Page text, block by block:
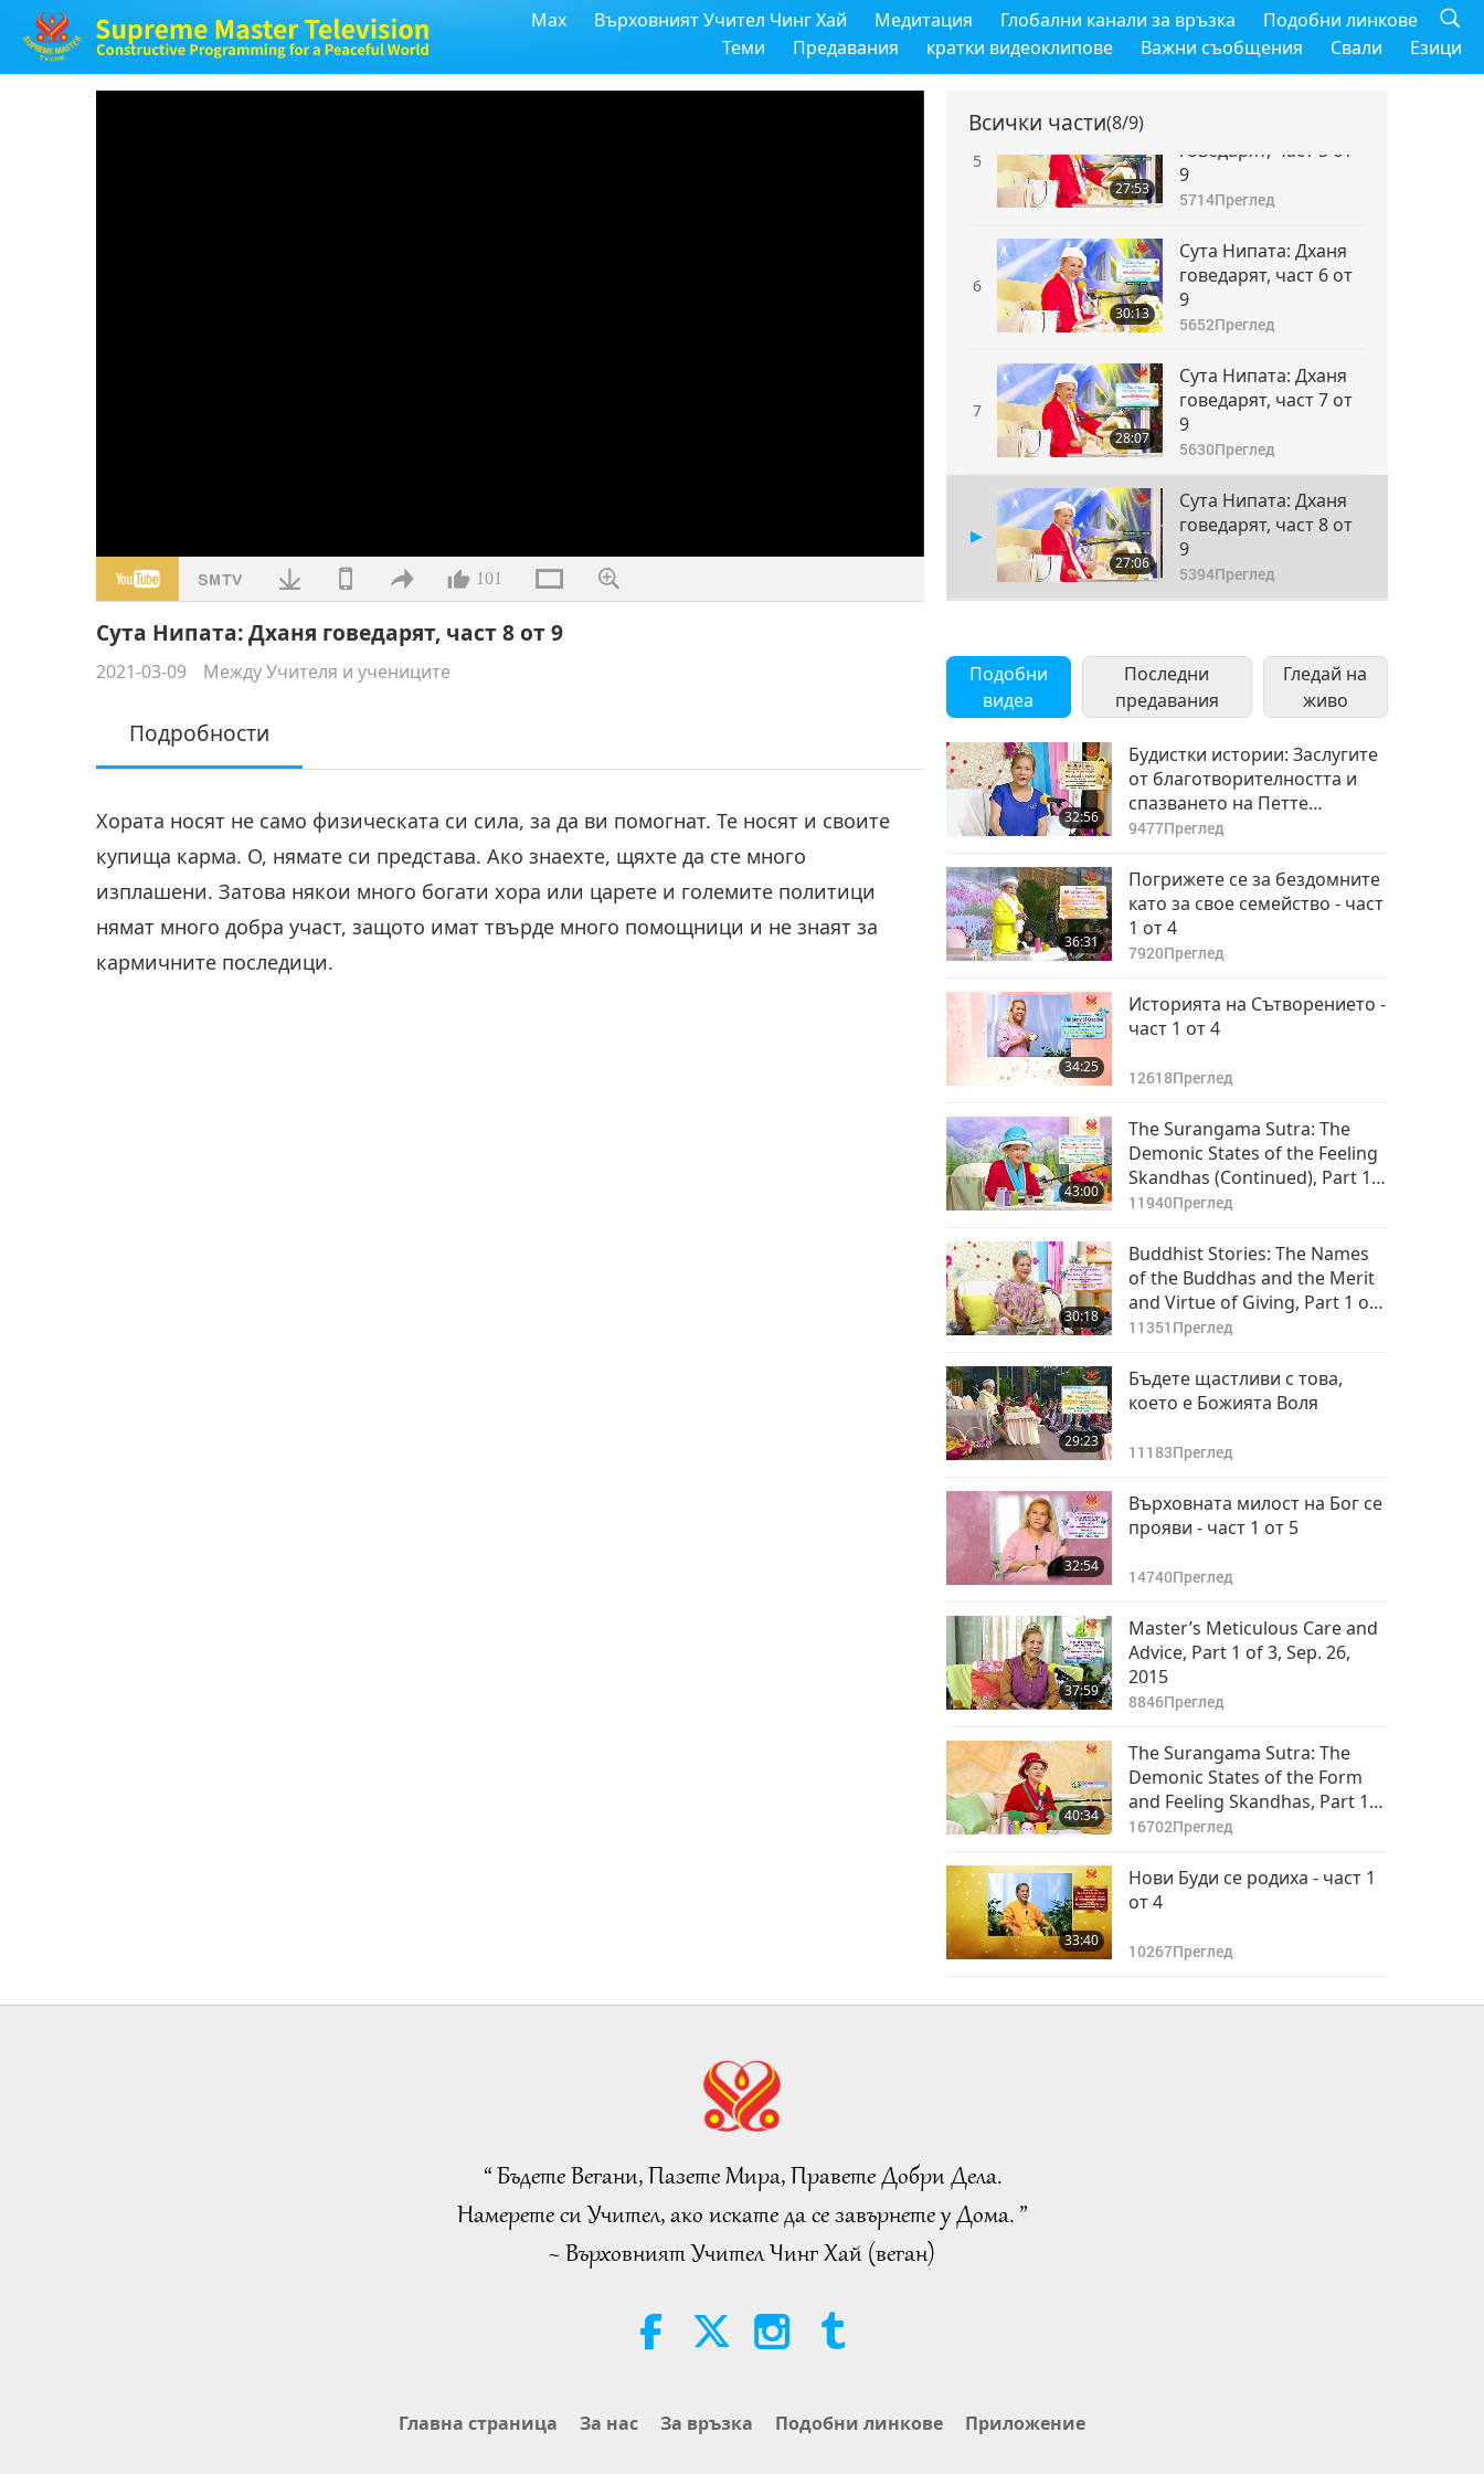
Max Върховният Учител Чинг Хай Медитация Глобални канали за връзка
Подобни линкове
Теми
Предавания кратки видеоклипове Важни съобщения Свали Езици
101
Сута Нипата: Дханя говедарят, част 8 от 9
2021-03-09 Между Учителя и учениците
Подробности
Хората носят не само физическата си сила, за да ви помогнат. Те носят и своите
купища карма. О, нямате си представа. Ако знаехте, щяхте да сте много
изплашени. Затова някои много богати хора или царете и големите политици
нямат много добра участ, защото имат твърде много помощници и не знаят за
кармичните последици.
Всички части(8/9)
говедарят, част 4 от
9
5677Преглед
5
27:53
говедарят, част 5 от
9
5714Преглед
6
30:13
Сута Нипата: Дханя
говедарят, част 6 от
9
5652Преглед
7
28:07
Сута Нипата: Дханя
говедарят, част 7 от
9
5630Преглед
27:06
Сута Нипата: Дханя
говедарят, част 8 от
9
5394Преглед
9
9
5606Преглед
Подобни
видеа
Последни
предавания
Гледай на
живо
32:56
Будистки истории: Заслугите
от благотворителността и
спазването на Петте
Предписания и Брама моли
9477Преглед
36:31
Погрижете се за бездомните
като за свое семейство - част
1 от 4
7920Преглед
34:25
Историята на Сътворението -
част 1 от 4
12618Преглед
43:00
The Surangama Sutra: The
Demonic States of the Feeling
Skandhas (Continued), Part 1
of 7, Dec. 27, 2018
11940Преглед
30:18
Buddhist Stories: The Names
of the Buddhas and the Merit
and Virtue of Giving, Part 1 of
7, Aug. 11, 2015
11351 Преглед
29:23
Бъдете щастливи с това,
което е Божията Воля
11183Преглед
32:54
Върховната милост на Бог се
прояви - част 1 от 5
14740Преглед
37:59
Master’s Meticulous Care and
Advice, Part 1 of 3, Sep. 26,
2015
8846Преглед
40:34
The Surangama Sutra: The
Demonic States of the Form
and Feeling Skandhas, Part 1
of 9, Dec. 26, 2018
16702Преглед
33:40
Нови Буди се родиха - част 1
от 4
10267Преглед
“ Бъдете Вегани, Пазете Мира, Правете Добри Дела.
Намерете си Учител, ако искате да се завърнете у Дома. ”
~ Върховният Учител Чинг Хай (веган)
Главна страница За нас За връзка Подобни линкове Приложение